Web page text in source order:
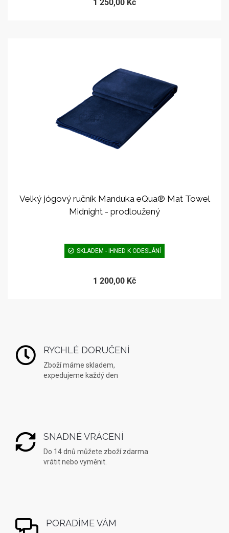
1 250,00 Kč
Velký jógový ručník Manduka eQua® Mat Towel
Midnight - prodloužený
SKLADEM - IHNED K ODESLÁNÍ
1 200,00 Kč
RYCHLÉ DORUČENÍ
Zboží máme skladem,
expedujeme každý den
SNADNÉ VRÁCENÍ
Do 14 dnů můžete zboží zdarma
vrátit nebo vyměnit.
PORADÍME VÁM